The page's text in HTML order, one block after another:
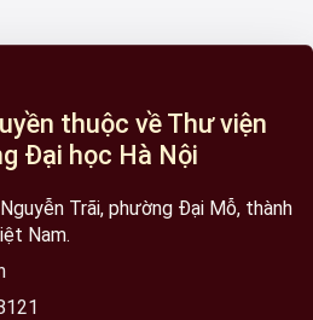
thuộc về Thư viện
Đại học Hà Nội
Trãi, phường Đại Mỗ, thành
Nam.